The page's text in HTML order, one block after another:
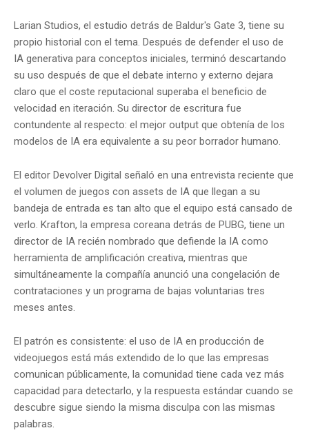
Larian Studios, el estudio detrás de Baldur's Gate 3, tiene su
propio historial con el tema. Después de defender el uso de
IA generativa para conceptos iniciales, terminó descartando
su uso después de que el debate interno y externo dejara
claro que el coste reputacional superaba el beneficio de
velocidad en iteración. Su director de escritura fue
contundente al respecto: el mejor output que obtenía de los
modelos de IA era equivalente a su peor borrador humano.
El editor Devolver Digital señaló en una entrevista reciente que
el volumen de juegos con assets de IA que llegan a su
bandeja de entrada es tan alto que el equipo está cansado de
verlo. Krafton, la empresa coreana detrás de PUBG, tiene un
director de IA recién nombrado que defiende la IA como
herramienta de amplificación creativa, mientras que
simultáneamente la compañía anunció una congelación de
contrataciones y un programa de bajas voluntarias tres
meses antes.
El patrón es consistente: el uso de IA en producción de
videojuegos está más extendido de lo que las empresas
comunican públicamente, la comunidad tiene cada vez más
capacidad para detectarlo, y la respuesta estándar cuando se
descubre sigue siendo la misma disculpa con las mismas
palabras.